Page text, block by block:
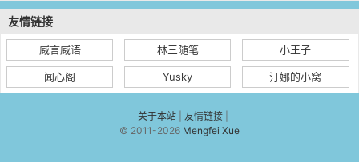
友情链接
威言威语 林三随笔 小王子
闻心阁 Yusky 汀娜的小窝
关于本站 友情链接
© 2011-2026 Mengfei Xue